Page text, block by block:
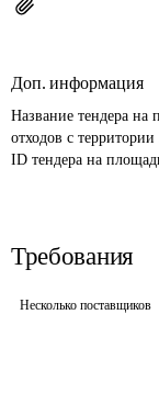
Доп. информация
Название тендера на
отходов с
ID тендера на
Требования
Несколько поставщиков